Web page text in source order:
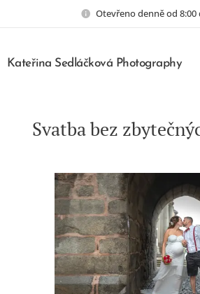
Otevřeno denně od 8:00
Kateřina Sedláčková Photography
Svatba bez